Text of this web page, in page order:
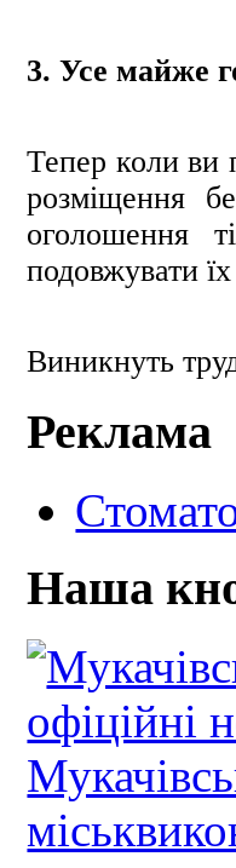
3. Усе майже
Тепер коли ви
розміщення
оголошення
подовжувати
Виникнуть
Реклама
Наша